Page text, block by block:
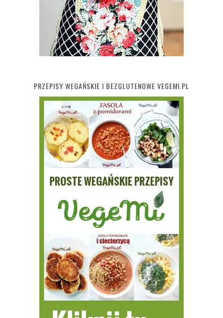
PRZEPISY WEGAŃSKIE I BEZGLUTENOWE VEGEMI.PL